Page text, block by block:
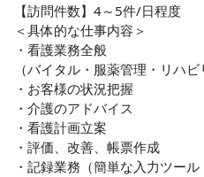
くためにも、やりがいを見出
おります！
★おすすめポイント★
◎スタッフ一人ひとりが理想の
す！
スタッフがイキイキと働けな
はできないと考えています。
【訪問件数】4～5件/日程度
＜具体的な仕事内容＞
・看護業務全般
（バイタル・服薬管理・リハビ
・お客様の状況把握
・介護のアドバイス
・看護計画立案
・評価、改善、帳票作成
・記録業務（簡単な入力ツー